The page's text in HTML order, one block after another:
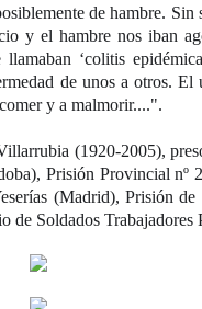
de hambre. Sin
y el hambre nos iban
‘colitis
de unos a otros. El
y a malmorir....".
(1920-2005),
Prisión Provincial nº
(Madrid), Prisión
de Soldados Trabajadores